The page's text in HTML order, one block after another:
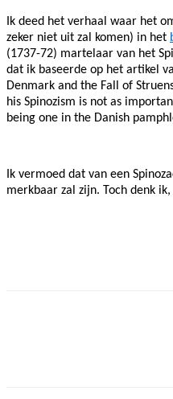
Ik deed het verhaal waar het
zeker niet uit zal komen) in het
(1737-72) martelaar van het
dat ik baseerde op het artikel
Denmark and the Fall of
his Spinozism is not as
being one in the Danish
Ik vermoed dat van een
merkbaar zal zijn. Toch denk